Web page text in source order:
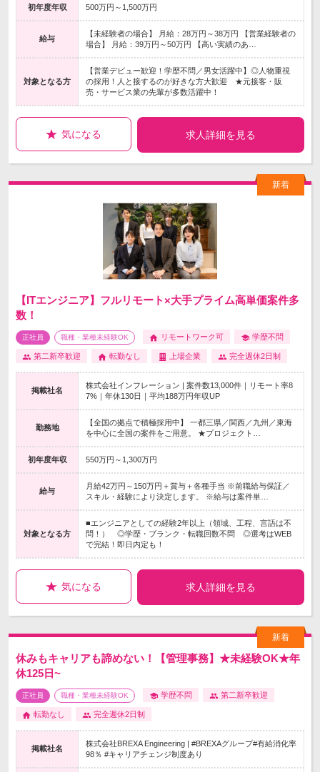
初年度年収 500万円～1,500万円
給与
【未経験者の場合】 月給：28万円～38万円 【営業経験者の
場合】 月給：39万円～50万円 【高い実績のあ…
対象となる方
【営業デビュー歓迎！学歴不問／男女活躍中】◎人物重視
の採用！人と接するのが好きな方大歓迎 ★元接客・販
売・サービス業の先輩が多数活躍中！
気になる 求人詳細を見る
【ITエンジニア】フルリモート×大手プライム高単価案件多
数！
正社員 職種・業種未経験OK リモートワーク可 学歴不問
第二新卒歓迎 転勤なし 上場企業 完全週休2日制
掲載社名
株式会社インフレーション | 案件数13,000件｜リモート率8
7%｜年休130日｜平均188万円年収UP
勤務地
【全国の拠点で積極採用中】 一都三県／関西／九州／東海
を中心に全国の案件をご用意。 ★プロジェクト…
初年度年収 550万円～1,300万円
給与
月給42万円～150万円＋賞与＋各種手当 ※前職給与保証／
スキル・経験により決定します。 ※給与は案件単…
対象となる方
■エンジニアとしての経験2年以上（領域、工程、言語は不
問！） ◎学歴・ブランク・転職回数不問 ◎選考はWEB
で完結！即日内定も！
気になる 求人詳細を見る
休みもキャリアも諦めない！【管理事務】★未経験OK★年
休125日~
正社員 職種・業種未経験OK 学歴不問 第二新卒歓迎
転勤なし 完全週休2日制
掲載社名
株式会社BREXA Engineering | #BREXAグループ#有給消化率
98％ #キャリアチェンジ制度あり